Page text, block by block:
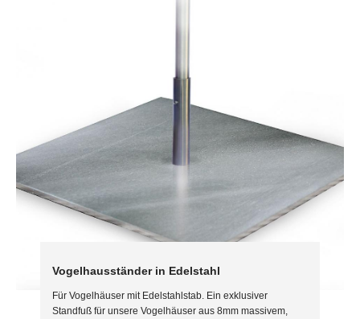
Vogelhausständer in Edelstahl
Für Vogelhäuser mit Edelstahlstab. Ein exklusiver
Standfuß für unsere Vogelhäuser aus 8mm massivem,